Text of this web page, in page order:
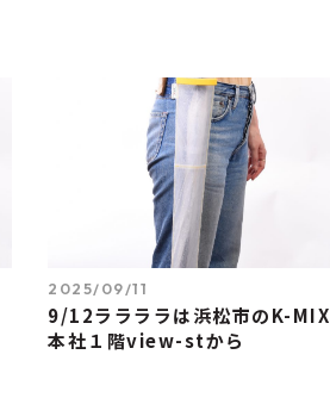
2025/09/11
9/12ララララは浜松市のK-MIX
本社１階view-stから